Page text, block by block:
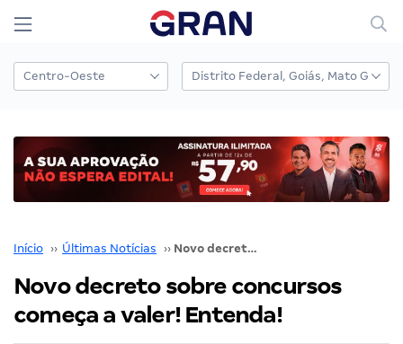
Início ›› Últimas Notícias ›› Novo decreto sobre concursos começa a valer! Entenda!
Novo decreto sobre concursos
começa a valer! Entenda!